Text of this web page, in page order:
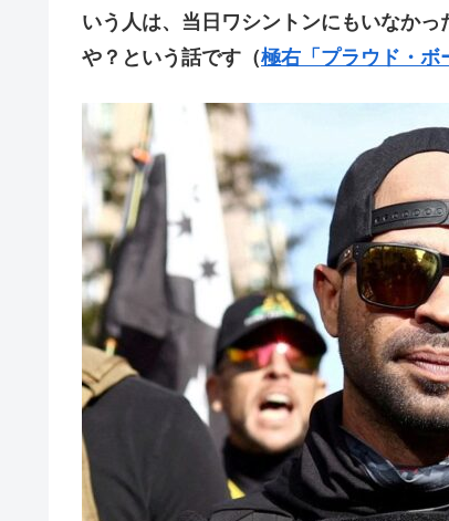
いう人は、当日ワシントンにもいなか
や？という話です（極右「プラウド・ボ